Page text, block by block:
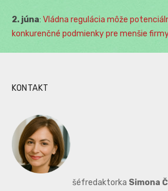
2. júna: Vládna regulácia môže
konkurenčné podmienky pre menšie
KONTAKT
šéfredaktorka Simona